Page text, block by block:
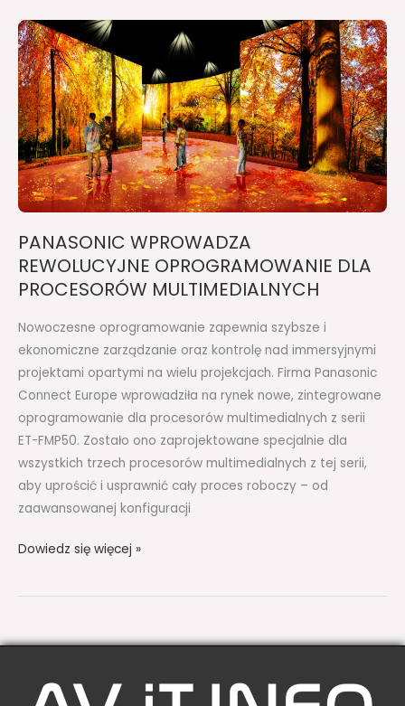
PANASONIC WPROWADZA
REWOLUCYJNE OPROGRAMOWANIE DLA
PROCESORÓW MULTIMEDIALNYCH
Nowoczesne oprogramowanie zapewnia szybsze i
ekonomiczne zarządzanie oraz kontrolę nad immersyjnymi
projektami opartymi na wielu projekcjach. Firma Panasonic
Connect Europe wprowadziła na rynek nowe, zintegrowane
oprogramowanie dla procesorów multimedialnych z serii
ET-FMP50. Zostało ono zaprojektowane specjalnie dla
wszystkich trzech procesorów multimedialnych z tej serii,
aby uprościć i usprawnić cały proces roboczy – od
zaawansowanej konfiguracji
PANASONIC
WPROWADZA
REWOLUCYJNE
OPROGRAMOWANIE
DLA
PROCESORÓW
MULTIMEDIALNYCH
Dowiedz się więcej »